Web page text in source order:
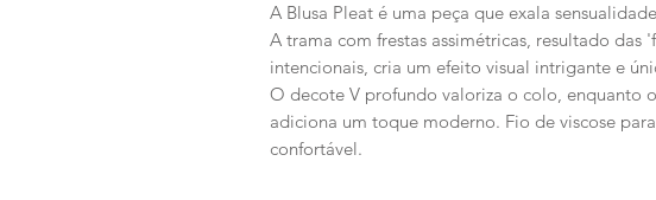
A Blusa Pleat é uma peça que exala
A trama com frestas assimétricas, resultado das
intencionais, cria um efeito visual intrigante e
O decote V profundo valoriza o colo, enquanto
adiciona um toque moderno. Fio de viscose
confortável.